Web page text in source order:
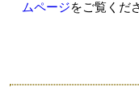
ムページをご覧くだ